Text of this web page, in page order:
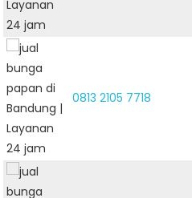
0813 2105 7718